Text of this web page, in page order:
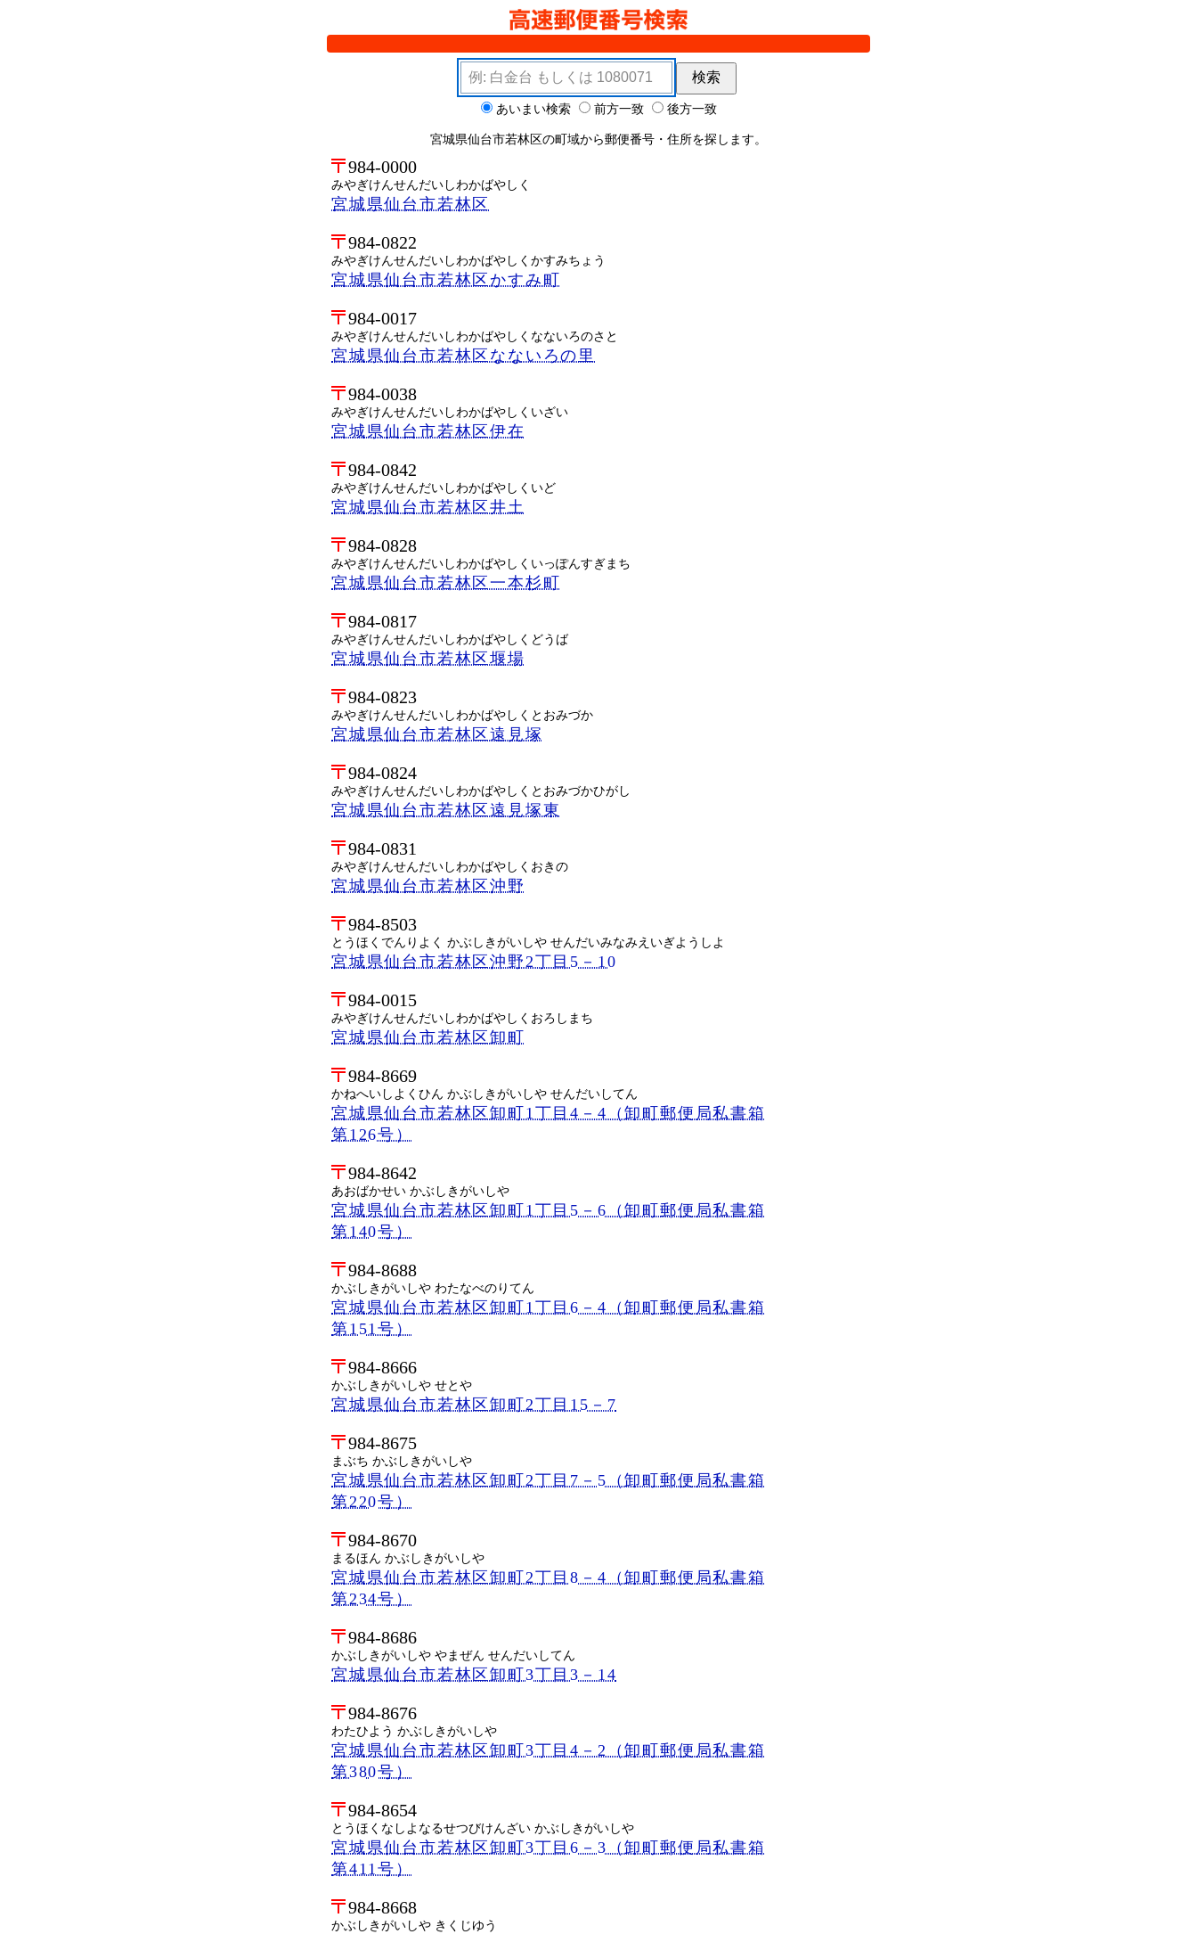
検索キーワード
検索
あいまい検索 前方一致 後方一致
宮城県仙台市若林区の町域から郵便番号・住所を探します。
984-0000
みやぎけんせんだいしわかばやしく
宮城県仙台市若林区
984-0822
みやぎけんせんだいしわかばやしくかすみちょう
宮城県仙台市若林区かすみ町
984-0017
みやぎけんせんだいしわかばやしくなないろのさと
宮城県仙台市若林区なないろの里
984-0038
みやぎけんせんだいしわかばやしくいざい
宮城県仙台市若林区伊在
984-0842
みやぎけんせんだいしわかばやしくいど
宮城県仙台市若林区井土
984-0828
みやぎけんせんだいしわかばやしくいっぽんすぎまち
宮城県仙台市若林区一本杉町
984-0817
みやぎけんせんだいしわかばやしくどうば
宮城県仙台市若林区堰場
984-0823
みやぎけんせんだいしわかばやしくとおみづか
宮城県仙台市若林区遠見塚
984-0824
みやぎけんせんだいしわかばやしくとおみづかひがし
宮城県仙台市若林区遠見塚東
984-0831
みやぎけんせんだいしわかばやしくおきの
宮城県仙台市若林区沖野
984-8503
とうほくでんりよく かぶしきがいしや せんだいみなみえいぎようしよ
宮城県仙台市若林区沖野2丁目5－10
984-0015
みやぎけんせんだいしわかばやしくおろしまち
宮城県仙台市若林区卸町
984-8669
かねへいしよくひん かぶしきがいしや せんだいしてん
宮城県仙台市若林区卸町1丁目4－4（卸町郵便局私書箱
第126号）
984-8642
あおばかせい かぶしきがいしや
宮城県仙台市若林区卸町1丁目5－6（卸町郵便局私書箱
第140号）
984-8688
かぶしきがいしや わたなべのりてん
宮城県仙台市若林区卸町1丁目6－4（卸町郵便局私書箱
第151号）
984-8666
かぶしきがいしや せとや
宮城県仙台市若林区卸町2丁目15－7
984-8675
まぶち かぶしきがいしや
宮城県仙台市若林区卸町2丁目7－5（卸町郵便局私書箱
第220号）
984-8670
まるほん かぶしきがいしや
宮城県仙台市若林区卸町2丁目8－4（卸町郵便局私書箱
第234号）
984-8686
かぶしきがいしや やまぜん せんだいしてん
宮城県仙台市若林区卸町3丁目3－14
984-8676
わたひよう かぶしきがいしや
宮城県仙台市若林区卸町3丁目4－2（卸町郵便局私書箱
第380号）
984-8654
とうほくなしよなるせつびけんざい かぶしきがいしや
宮城県仙台市若林区卸町3丁目6－3（卸町郵便局私書箱
第411号）
984-8668
かぶしきがいしや きくじゆう